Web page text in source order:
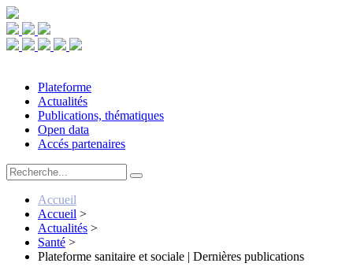
Plateforme
Actualités
Publications, thématiques
Open data
Accés partenaires
Accueil
Accueil >
Actualités >
Santé >
Plateforme sanitaire et sociale | Dernières publications